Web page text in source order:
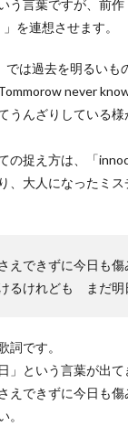
う言葉ですが、前
を連想させます。
は過去を明るいも
never
うんざりしている様
の捉え方は、「
、大人になったミ
さえできずに今日も
るけれども まだ明
詞です。
」という言葉が出て
えできずに今日も
。